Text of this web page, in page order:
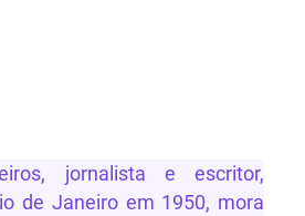
jornalista e escritor,
de Janeiro em 1950, mora